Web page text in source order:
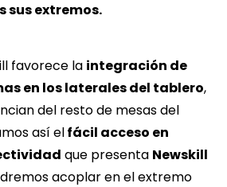
sus extremos.
favorece la integración de
en los laterales del tablero,
del resto de mesas del
así elfácil acceso en
que presenta Newskill
acoplar en el extremo